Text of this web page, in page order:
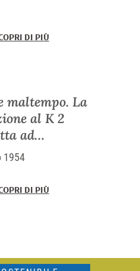
DI PIÙ
maltempo. La
al K 2
ad
1954
DI PIÙ